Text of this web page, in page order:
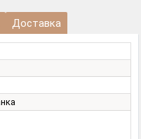
Доставка